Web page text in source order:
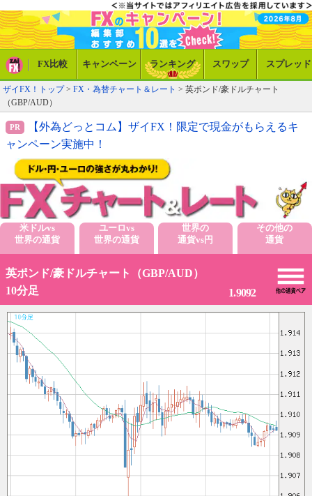
FX比較 キャンペーン ランキング スワップ スプレッド
ザイFX！トップ> FX・為替チャート＆レート > 英ポンド/豪ドルチャート
（GBP/AUD）
【外為どっとコム】ザイFX！限定で現金がもらえるキ
ャンペーン実施中！
米ドルvs
世界の通貨
ユーロvs
世界の通貨
世界の
通貨vs円
その他の
通貨
英ポンド/豪ドルチャート（GBP/AUD）
10分足
1.9092